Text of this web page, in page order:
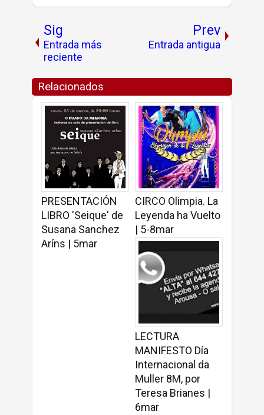
Sig
Entrada más
reciente
Prev
Entrada antigua
Relacionados
PRESENTACIÓN
LIBRO 'Seique' de
Susana Sanchez
Aríns | 5mar
CIRCO Olimpia. La
Leyenda ha Vuelto
| 5-8mar
LECTURA
MANIFESTO Día
Internacional da
Muller 8M, por
Teresa Brianes |
6mar